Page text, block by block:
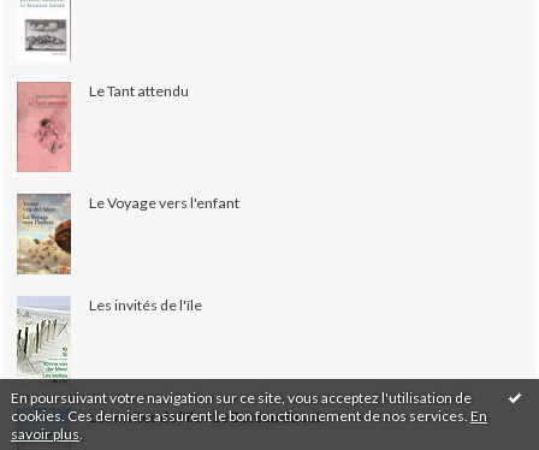
En poursuivant votre navigation sur ce site, vous acceptez l'utilisation de
cookies. Ces derniers assurent le bon fonctionnement de nos services. En
savoir plus
Le Tant attendu
Le Voyage vers l'enfant
Les invités de l'île
Les Invités de l'île / Le Bateau du soir